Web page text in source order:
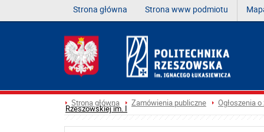
Strona główna Strona www podmiotu
Strona główna Zamówienia publiczne Ogłoszenia
Rzeszowskiej im. I